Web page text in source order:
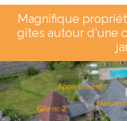
Magnifique
gîtes autour d'une